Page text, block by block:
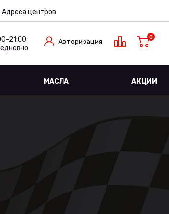
Адреса центров
21:00
Авторизация
0
МАСЛА АКЦИИ